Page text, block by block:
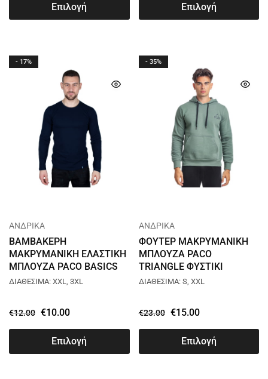
Επιλογή Επιλογή
- 17%
ΑΝΔΡΙΚΑ
ΒΑΜΒΑΚΕΡΗ
ΜΑΚΡΥΜΑΝΙΚΗ ΕΛΑΣΤΙΚΗ
ΜΠΛΟΥΖΑ PACO BASICS
ΜΠΛΕ 2381812
ΔΙΑΘΕΣΙΜΑ: XXL, 3XL
€12.00 €10.00
Επιλογή
- 35%
ΑΝΔΡΙΚΑ
ΦΟΥΤΕΡ ΜΑΚΡΥΜΑΝΙΚΗ
ΜΠΛΟΥΖΑ PACO
TRIANGLE ΦΥΣΤΙΚΙ
2381070
ΔΙΑΘΕΣΙΜΑ: S, XXL
€23.00 €15.00
Επιλογή